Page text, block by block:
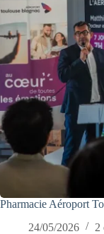
Pharmacie Aéroport
24/05/2026
2